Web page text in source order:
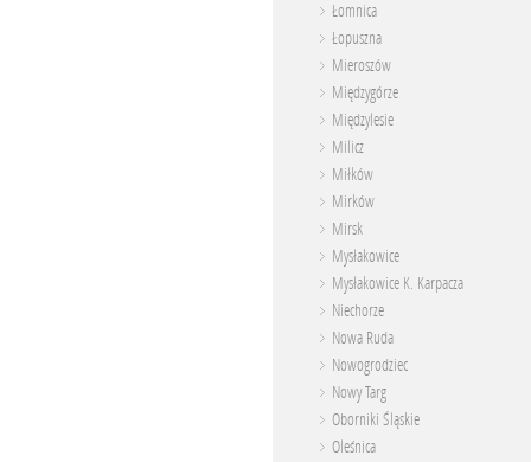
Łomnica
Łopuszna
Mieroszów
Międzygórze
Międzylesie
Milicz
Miłków
Mirków
Mirsk
Mysłakowice
Mysłakowice K. Karpacza
Niechorze
Nowa Ruda
Nowogrodziec
Nowy Targ
Oborniki Śląskie
Oleśnica